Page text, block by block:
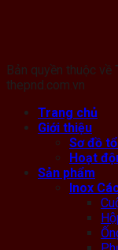
Bản quyền thuộc về
thepnd.com.vn
Trang chủ
Giới thiệu
Sơ đồ
Hoạt
Sản phẩm
Inox